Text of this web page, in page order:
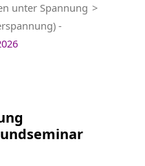
unter Spannung
-